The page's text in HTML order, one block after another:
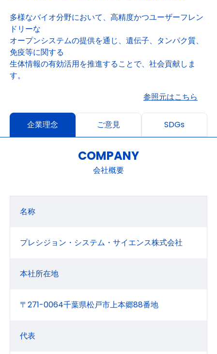
多様なバイオ分野において、高精度かつユーザーフレン
ドリーな
オープンシステムの提供を通じ、遺伝子、タンパク質、
免疫等に関する
生体情報の有効活用を推進することで、社会貢献しま
す。
参照元はこちら
企業理念 ご意見 SDGs
COMPANY
会社概要
名称
プレシジョン・システム・サイエンス株式会社
本社所在地
〒271-0064千葉県松戸市上本郷88番地
代表